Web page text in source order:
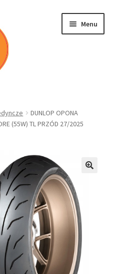
Menu
DUNLOP OPONA
(55W) TL PRZÓD 27/2025